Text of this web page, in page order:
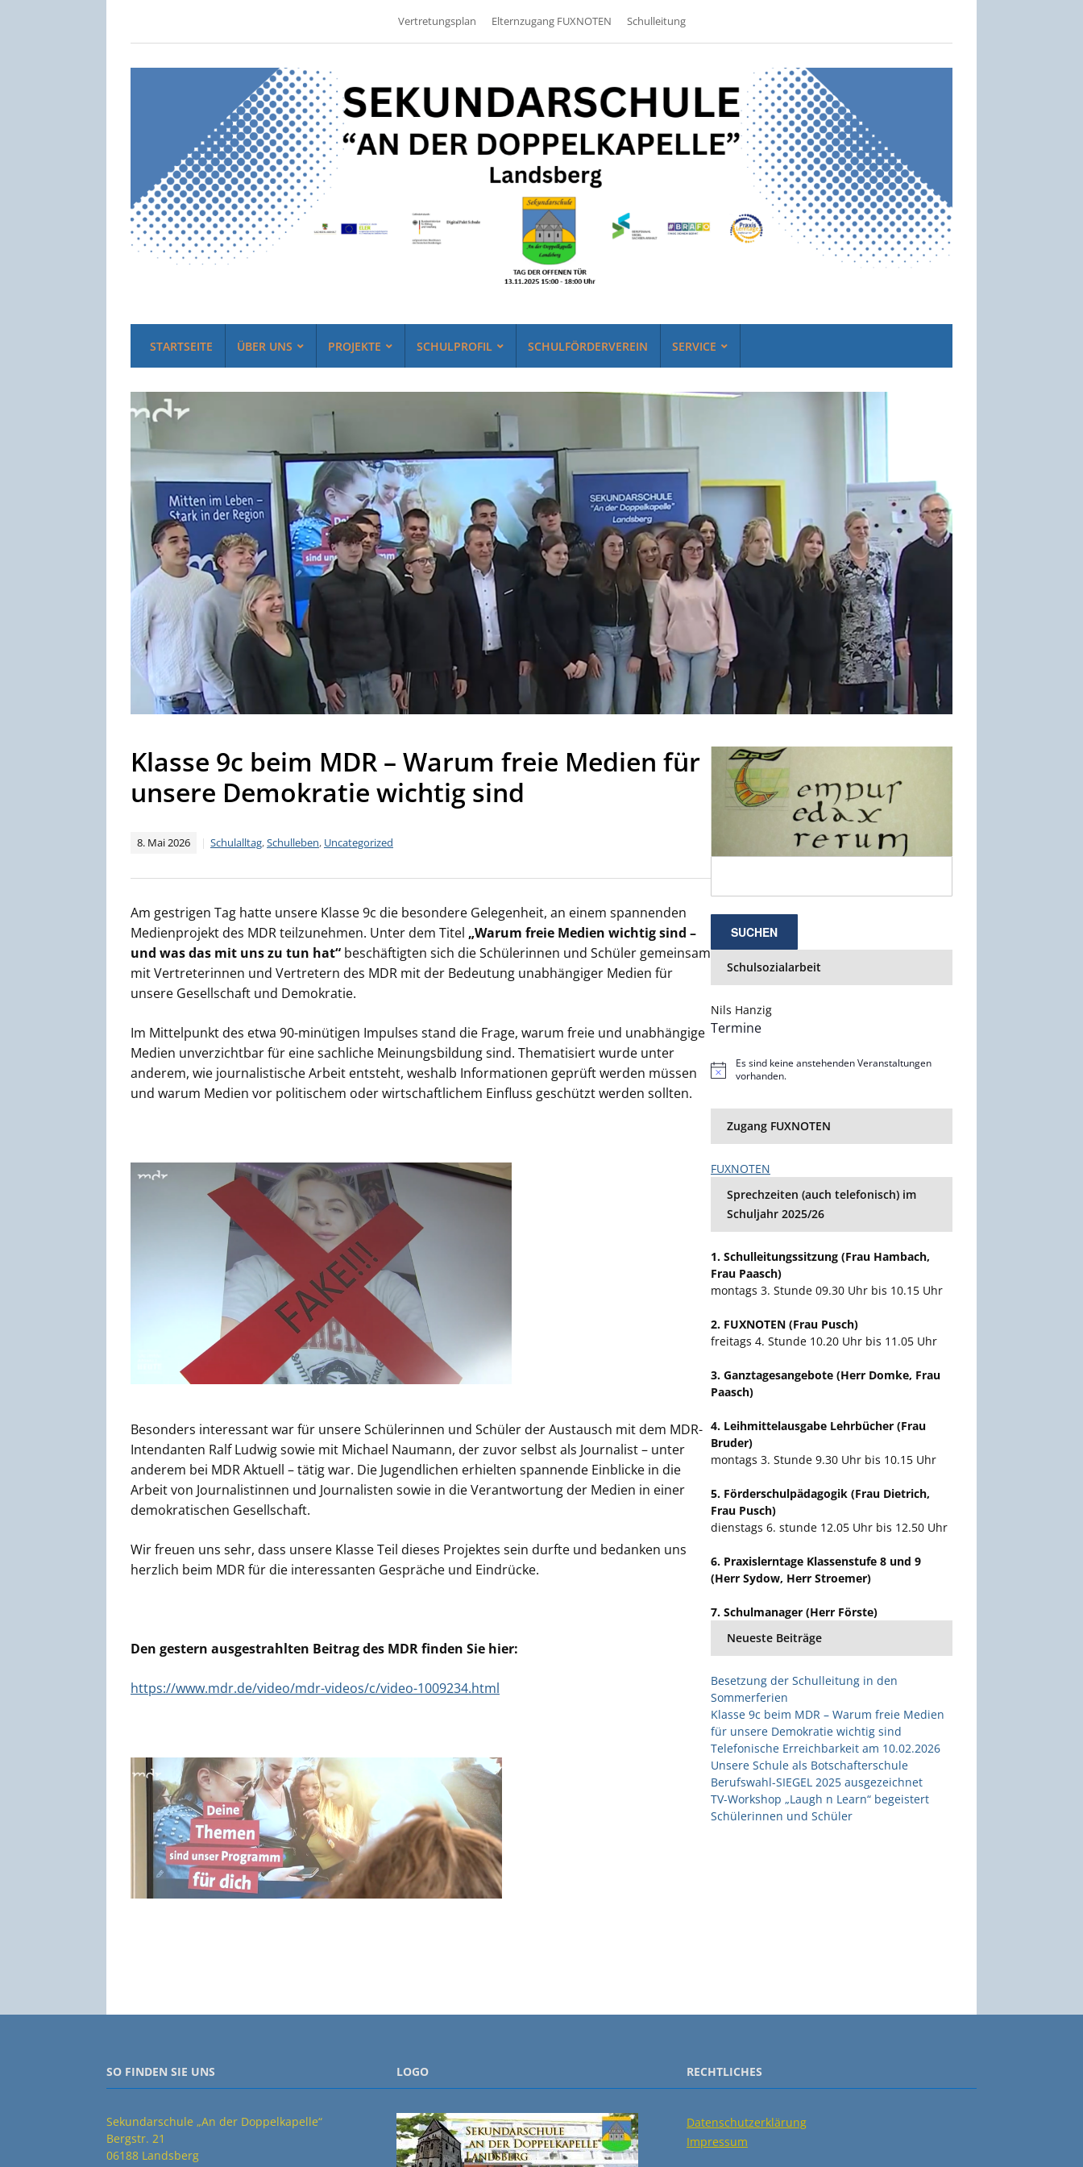
Vertretungsplan Elternzugang FUXNOTEN Schulleitung
STARTSEITE ÜBER UNS PROJEKTE SCHULPROFIL SCHULFÖRDERVEREIN SERVICE
Klasse 9c beim MDR – Warum freie Medien für
unsere Demokratie wichtig sind
8. Mai 2026 Schulalltag,Schulleben, Uncategorized
Am gestrigen Tag hatte unsere Klasse 9c die besondere Gelegenheit, an einem spannenden
Medienprojekt des MDR teilzunehmen. Unter dem Titel „Warum freie Medien wichtig sind –
und was das mit uns zu tun hat“ beschäftigten sich die Schülerinnen und Schüler gemeinsam
mit Vertreterinnen und Vertretern des MDR mit der Bedeutung unabhängiger Medien für
unsere Gesellschaft und Demokratie.
Im Mittelpunkt des etwa 90-minütigen Impulses stand die Frage, warum freie und unabhängige
Medien unverzichtbar für eine sachliche Meinungsbildung sind. Thematisiert wurde unter
anderem, wie journalistische Arbeit entsteht, weshalb Informationen geprüft werden müssen
und warum Medien vor politischem oder wirtschaftlichem Einfluss geschützt werden sollten.
Besonders interessant war für unsere Schülerinnen und Schüler der Austausch mit dem MDR-
Intendanten Ralf Ludwig sowie mit Michael Naumann, der zuvor selbst als Journalist – unter
anderem bei MDR Aktuell – tätig war. Die Jugendlichen erhielten spannende Einblicke in die
Arbeit von Journalistinnen und Journalisten sowie in die Verantwortung der Medien in einer
demokratischen Gesellschaft.
Wir freuen uns sehr, dass unsere Klasse Teil dieses Projektes sein durfte und bedanken uns
herzlich beim MDR für die interessanten Gespräche und Eindrücke.
Den gestern ausgestrahlten Beitrag des MDR finden Sie hier:
https://www.mdr.de/video/mdr-videos/c/video-1009234.html
Schulsozialarbeit
Nils Hanzig
Termine
Hinweis
Es sind keine anstehenden Veranstaltungen
vorhanden.
Zugang FUXNOTEN
FUXNOTEN
Sprechzeiten (auch telefonisch) im
Schuljahr 2025/26
1. Schulleitungssitzung (Frau Hambach,
Frau Paasch)
montags 3. Stunde 09.30 Uhr bis 10.15 Uhr
2. FUXNOTEN (Frau Pusch)
freitags 4. Stunde 10.20 Uhr bis 11.05 Uhr
3. Ganztagesangebote (Herr Domke, Frau
Paasch)
4. Leihmittelausgabe Lehrbücher (Frau
Bruder)
montags 3. Stunde 9.30 Uhr bis 10.15 Uhr
5. Förderschulpädagogik (Frau Dietrich,
Frau Pusch)
dienstags 6. stunde 12.05 Uhr bis 12.50 Uhr
6. Praxislerntage Klassenstufe 8 und 9
(Herr Sydow, Herr Stroemer)
7. Schulmanager (Herr Förste)
Neueste Beiträge
Besetzung der Schulleitung in den
Sommerferien
Klasse 9c beim MDR – Warum freie Medien
für unsere Demokratie wichtig sind
Telefonische Erreichbarkeit am 10.02.2026
Unsere Schule als Botschafterschule
Berufswahl-SIEGEL 2025 ausgezeichnet
TV-Workshop „Laugh n Learn“ begeistert
Schülerinnen und Schüler
SO FINDEN SIE UNS
Sekundarschule „An der Doppelkapelle“
Bergstr. 21
06188 Landsberg
LOGO RECHTLICHES
Datenschutzerklärung
Impressum